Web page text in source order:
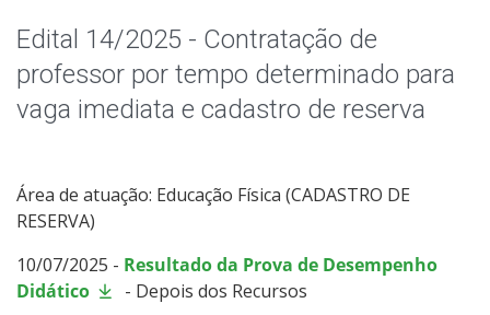
Edital 14/2025 - Contratação de
professor por tempo determinado para
vaga imediata e cadastro de reserva
Área de atuação: Educação Física (CADASTRO DE
RESERVA)
10/07/2025 - Resultado da Prova de Desempenho
Didático
- Depois dos Recursos